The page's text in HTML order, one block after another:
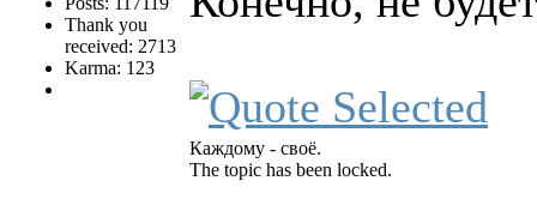
Thank you
received: 2713
Karma: 123
Каждому - своё.
The topic has been locked.